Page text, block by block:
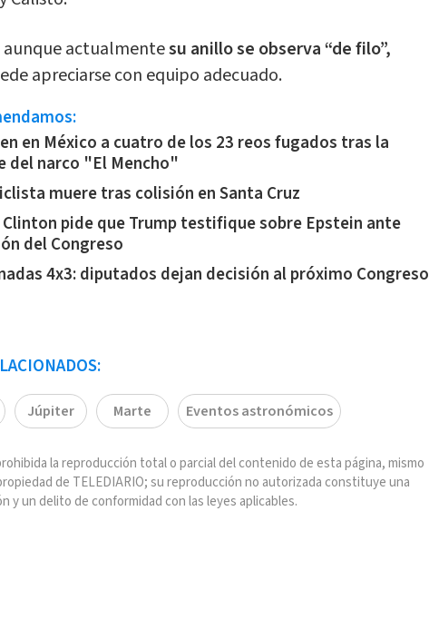
aunque actualmentesu anillo se observa “de filo”,
apreciarse con equipo adecuado.
en México a cuatro de los 23 reos fugados tras la
del narco "El Mencho"
muere tras colisión en Santa Cruz
pide que Trump testifique sobre Epstein ante
del Congreso
4x3: diputados dejan decisión al próximo Congreso
Júpiter Marte Eventos astronómicos
la reproducción total o parcial del contenido de esta página, mismo
de TELEDIARIO; su reproducción no autorizada constituye una
y un delito de conformidad con las leyes aplicables.